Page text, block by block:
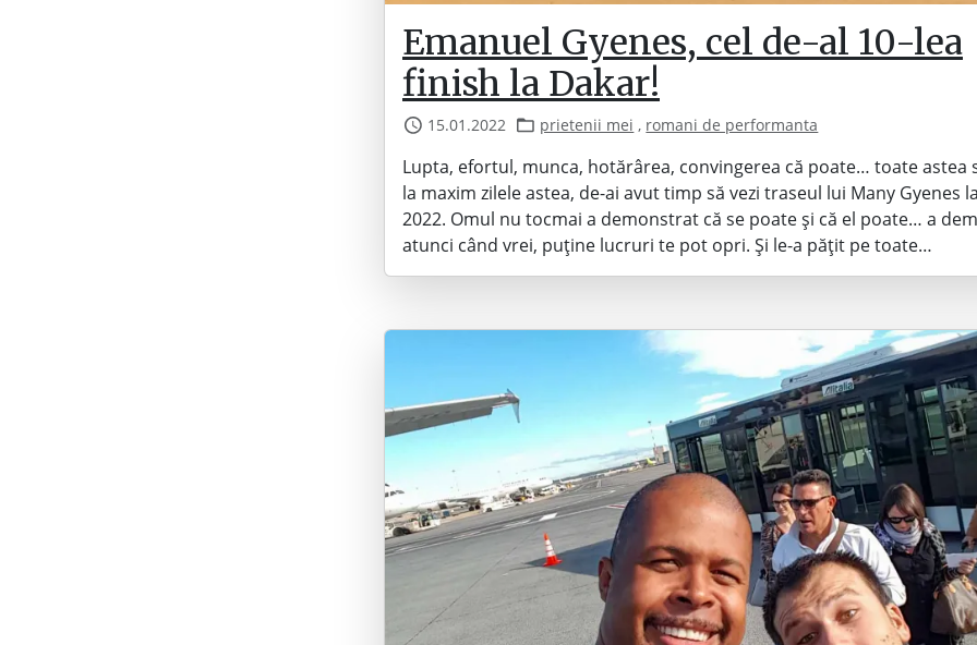
Emanuel Gyenes, cel de-al 10-lea
finish la Dakar!
15.01.2022 prietenii mei , romani de performanta
Lupta, efortul, munca, hotărârea, convingerea că poate… toate astea
la maxim zilele astea, de-ai avut timp să vezi traseul lui Many Gyenes
2022. Omul nu tocmai a demonstrat că se poate și că el poate… a
atunci când vrei, puține lucruri te pot opri. Și le-a pățit pe toate…